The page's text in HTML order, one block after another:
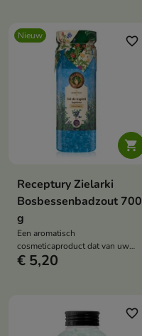
Nieuw

favorite_border
Receptury Zielarki
Bosbessenbadzout 700
g
Een aromatisch
cosmeticaproduct dat van uw
dagelijkse bad een moment van
€ 5,20
favorite_border